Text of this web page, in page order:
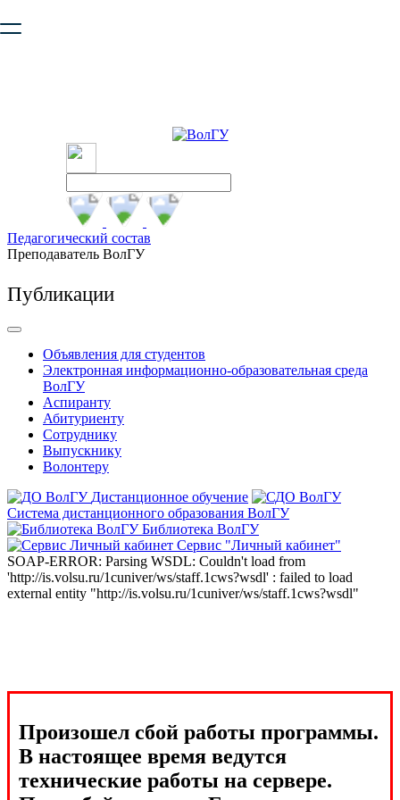
безопасную работу с сайтом. Пожалуйста
Педагогический состав
Преподаватель ВолГУ
Публикации
Объявления для студентов
Электронная информационно-образовательная среда
ВолГУ
Аспиранту
Абитуриенту
Сотруднику
Выпускнику
Волонтеру
Дистанционное обучение
Система дистанционного образования ВолГУ
Библиотека ВолГУ
Сервис "Личный кабинет"
SOAP-ERROR: Parsing WSDL: Couldn't load from
'http://is.volsu.ru/1cuniver/ws/staff.1cws?wsdl' : failed to load
external entity "http://is.volsu.ru/1cuniver/ws/staff.1cws?wsdl"
Произошел сбой работы программы.
В настоящее время ведутся
технические работы на сервере.